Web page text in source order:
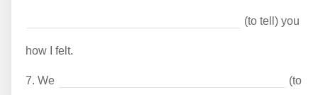
(to tell) you
how I felt.
7. We (to